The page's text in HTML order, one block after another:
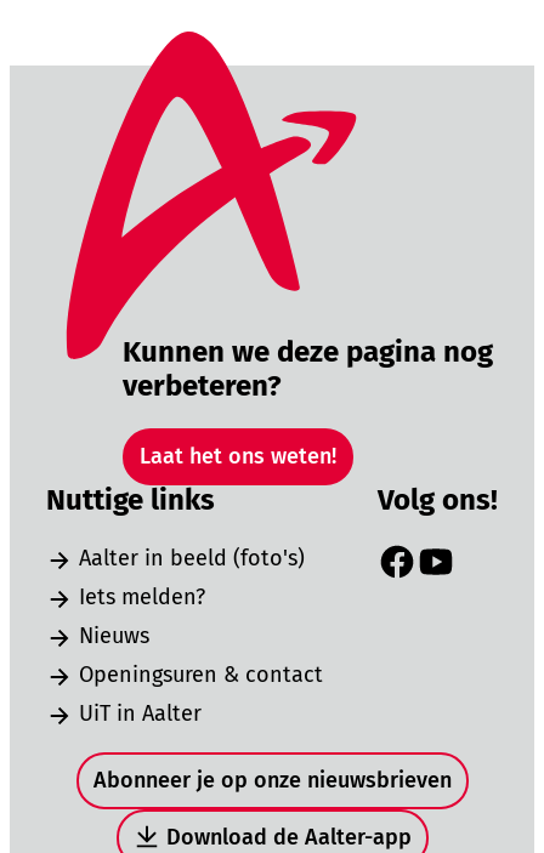
Kunnen we deze pagina nog
verbeteren?
Laat het ons weten!
Nuttige links
Aalter in beeld (foto's)
Iets melden?
Nieuws
Openingsuren & contact
UiT in Aalter
Volg ons!
Facebook
YouTube
Snel naar
Abonneer je op onze nieuwsbrieven
Download de Aalter-app